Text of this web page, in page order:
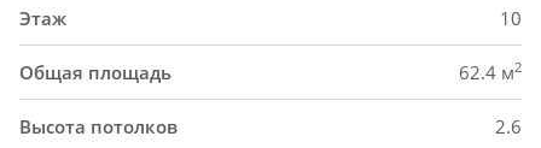
Этаж 10
Общая площадь 62.4 м2
Высота потолков 2.6